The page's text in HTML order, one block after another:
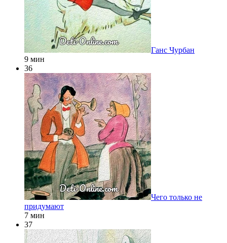
Ганс Чурбан
9 мин
36
Чего только не
придумают
7 мин
37